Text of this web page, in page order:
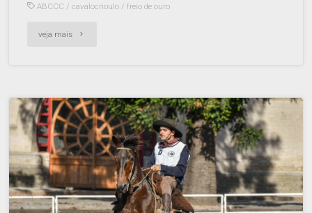
ABCCC /cavalocrioulo /freio de ouro
veja mais